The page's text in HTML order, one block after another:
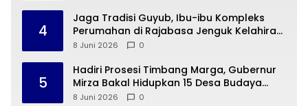
4
Jaga Tradisi Guyub, Ibu-ibu Kompleks
Perumahan di Rajabasa Jenguk Kelahiran
Buah Hati Warga
8 Juni 2026 0
5
Hadiri Prosesi Timbang Marga, Gubernur
Mirza Bakal Hidupkan 15 Desa Budaya
Lampung
8 Juni 2026 0